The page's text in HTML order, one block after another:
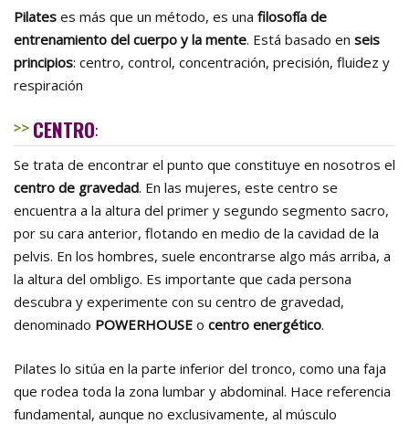
Pilates es más que un método, es una filosofía de
entrenamiento del cuerpo y la mente. Está basado en seis
principios: centro, control, concentración, precisión, fluidez y
respiración
CENTRO:
Se trata de encontrar el punto que constituye en nosotros el
centro de gravedad. En las mujeres, este centro se
encuentra a la altura del primer y segundo segmento sacro,
por su cara anterior, flotando en medio de la cavidad de la
pelvis. En los hombres, suele encontrarse algo más arriba, a
la altura del ombligo. Es importante que cada persona
descubra y experimente con su centro de gravedad,
denominado POWERHOUSE o centro energético.
Pilates lo sitúa en la parte inferior del tronco, como una faja
que rodea toda la zona lumbar y abdominal. Hace referencia
fundamental, aunque no exclusivamente, al músculo